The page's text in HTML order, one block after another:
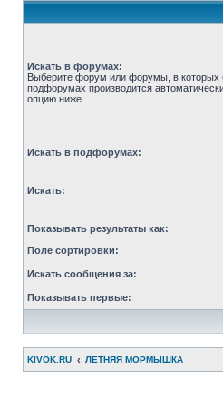
Искать в форумах:
Выберите форум или форумы, в которых
подфорумах производится
опцию ниже.
Искать в подфорумах:
Искать:
Показывать результаты как:
Поле сортировки:
Искать сообщения за:
Показывать первые:
KIVOK.RU ЛЕТНЯЯ МОРМЫШКА